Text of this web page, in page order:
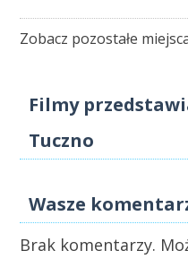
Zobacz pozostałe
Filmy
Tuczno
Wasze
Brak komentarzy.